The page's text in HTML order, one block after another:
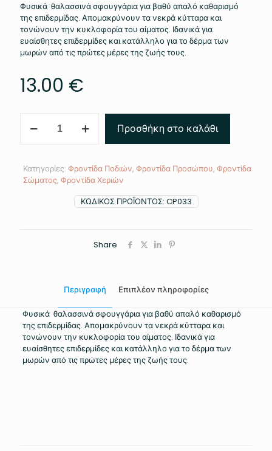
Φυσικά θαλασσινά σφουγγάρια για βαθύ απαλό καθαρισμό
της επιδερμίδας. Απομακρύνουν τα νεκρά κύτταρα και
τονώνουν την κυκλοφορία του αίματος. Ιδανικά για
ευαίσθητες επιδερμίδες και κατάλληλο για το δέρμα των
μωρών από τις πρώτες μέρες της ζωής τους.
13.00 €
Σφουγγάρια
Προσθήκη στο καλάθι
ΚΩΔΙΚΌΣ ΠΡΟΪΌΝΤΟΣ: CP033
Κατηγορίες: Φροντίδα Ποδιών, Φροντίδα Προσώπου, Φροντίδα
Σώματος, Φροντίδα Χεριών
Share
Περιγραφή Επιπλέον πληροφορίες
Φυσικά θαλασσινά σφουγγάρια για βαθύ απαλό καθαρισμό
της επιδερμίδας. Απομακρύνουν τα νεκρά κύτταρα και
τονώνουν την κυκλοφορία του αίματος. Ιδανικά για
ευαίσθητες επιδερμίδες και κατάλληλο για το δέρμα των
μωρών από τις πρώτες μέρες της ζωής τους.